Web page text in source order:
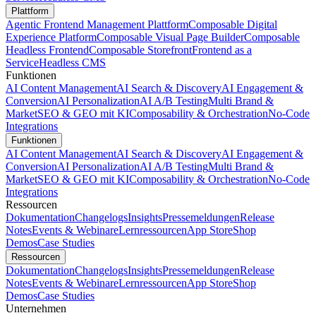
Plattform
Agentic Frontend Management PlattformComposable Digital
Experience PlatformComposable Visual Page BuilderComposable
Headless FrontendComposable StorefrontFrontend as a
ServiceHeadless CMS
Funktionen
AI Content ManagementAI Search & DiscoveryAI Engagement &
ConversionAI PersonalizationAI A/B TestingMulti Brand &
MarketSEO & GEO mit KIComposability & OrchestrationNo-Code
Integrations
Funktionen
AI Content ManagementAI Search & DiscoveryAI Engagement &
ConversionAI PersonalizationAI A/B TestingMulti Brand &
MarketSEO & GEO mit KIComposability & OrchestrationNo-Code
Integrations
Ressourcen
DokumentationChangelogsInsightsPressemeldungenRelease
NotesEvents & WebinareLernressourcenApp StoreShop
DemosCase Studies
Ressourcen
DokumentationChangelogsInsightsPressemeldungenRelease
NotesEvents & WebinareLernressourcenApp StoreShop
DemosCase Studies
Unternehmen